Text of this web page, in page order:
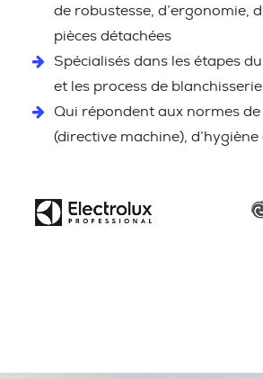
de robustesse, d’ergonomie,
pièces détachées
Spécialisés dans les étapes
et les process de blanchisserie
Qui répondent aux normes
(directive machine), d’hygiène